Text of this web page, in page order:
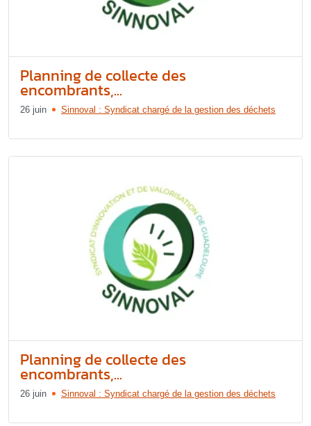
Planning de collecte des
encombrants,...
26 juin Sinnoval : Syndicat chargé de la gestion des déchets
Planning de collecte des
encombrants,...
26 juin Sinnoval : Syndicat chargé de la gestion des déchets